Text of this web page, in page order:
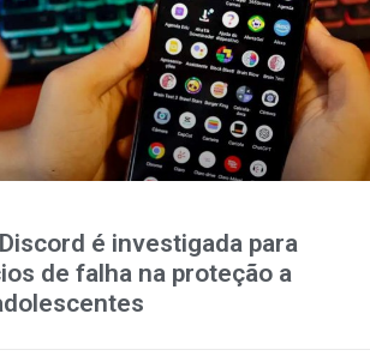
é investigada para
de falha na proteção a